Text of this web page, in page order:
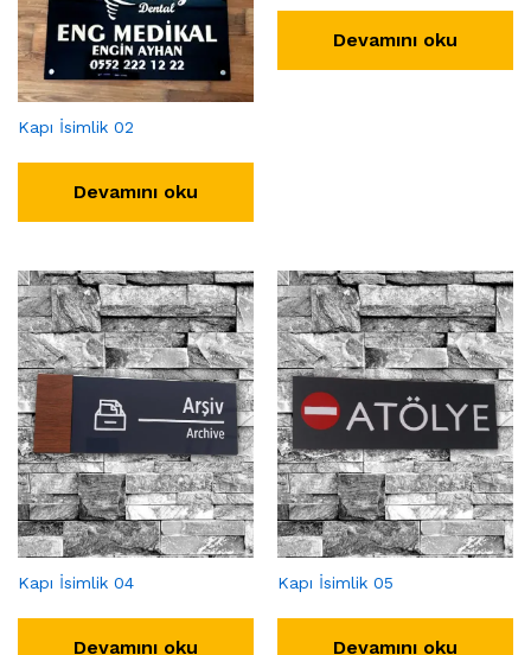
Kapı İsimlik 02
Devamını oku
Devamını oku
Kapı İsimlik 04
Devamını oku
Kapı İsimlik 05
Devamını oku